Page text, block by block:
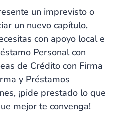
un imprevisto o
un nuevo capítulo,
con apoyo local e
Personal con
de Crédito con Firma
y Préstamos
¡pide prestado lo que
mejor te convenga!